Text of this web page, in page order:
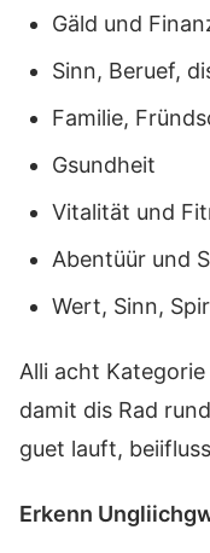
Gäld und
Sinn, Beruef,
Familie,
Gsundheit
Vitalität und
Abentüür und
Wert, Sinn,
Alli acht
damit dis Rad
guet lauft,
Erkenn